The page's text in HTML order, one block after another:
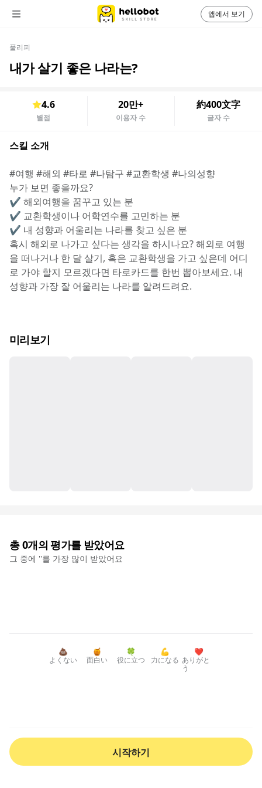
풀리피
내가 살기 좋은 나라는?
4.6
별점
20만+
이용자 수
約400文字
글자 수
스킬 소개
#여행 #해외 #타로 #나탐구 #교환학생 #나의성향
누가 보면 좋을까요?
✔️ 해외여행을 꿈꾸고 있는 분
✔️ 교환학생이나 어학연수를 고민하는 분
✔️ 내 성향과 어울리는 나라를 찾고 싶은 분
혹시 해외로 나가고 싶다는 생각을 하시나요? 해외로 여행
을 떠나거나 한 달 살기, 혹은 교환학생을 가고 싶은데 어디
로 가야 할지 모르겠다면 타로카드를 한번 뽑아보세요. 내
성향과 가장 잘 어울리는 나라를 알려드려요.
미리보기
총0개의 평가를 받았어요
그 중에 ''를 가장 많이 받았어요
💩
よくない
🍯
面白い
🍀
役に立つ
💪
力になる
❤️
ありがと
う
시작하기
앱에서 보기